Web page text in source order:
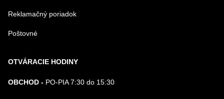
Reklamačný poriadok
Poštovné
OTVÁRACIE HODINY
OBCHOD - PO-PIA 7:30 do 15:30